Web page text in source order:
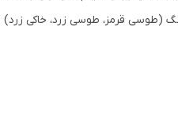
قرمز، طوسی زرد، خاکی زرد)